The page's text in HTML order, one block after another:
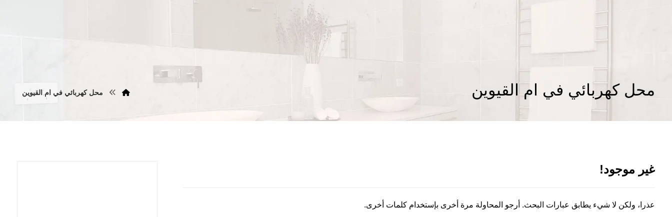
محل كهربائي في ام القيوين محل كهربائي في ام القيوين
غير موجود!
عذرا، ولكن لا شيء يطابق عبارات البحث. أرجو المحاولة مرة أخرى بإستخدام كلمات أخرى.